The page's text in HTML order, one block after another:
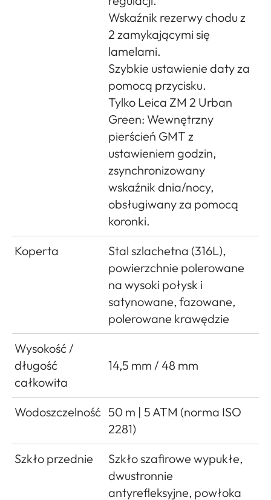
Wskaźnik rezerwy chodu z
2 zamykającymi się
lamelami.
Szybkie ustawienie daty za
pomocą przycisku.
Tylko Leica ZM 2 Urban
Green: Wewnętrzny
pierścień GMT z
ustawieniem godzin,
zsynchronizowany
wskaźnik dnia/nocy,
obsługiwany za pomocą
koronki.
Koperta
Stal szlachetna (316L),
powierzchnie polerowane
na wysoki połysk i
satynowane, fazowane,
polerowane krawędzie
Wysokość /
długość
całkowita
14,5 mm / 48 mm
Wodoszczelność 50 m | 5 ATM (norma ISO
2281)
Szkło przednie
Szkło szafirowe wypukłe,
dwustronnie
antyrefleksyjne, powłoka